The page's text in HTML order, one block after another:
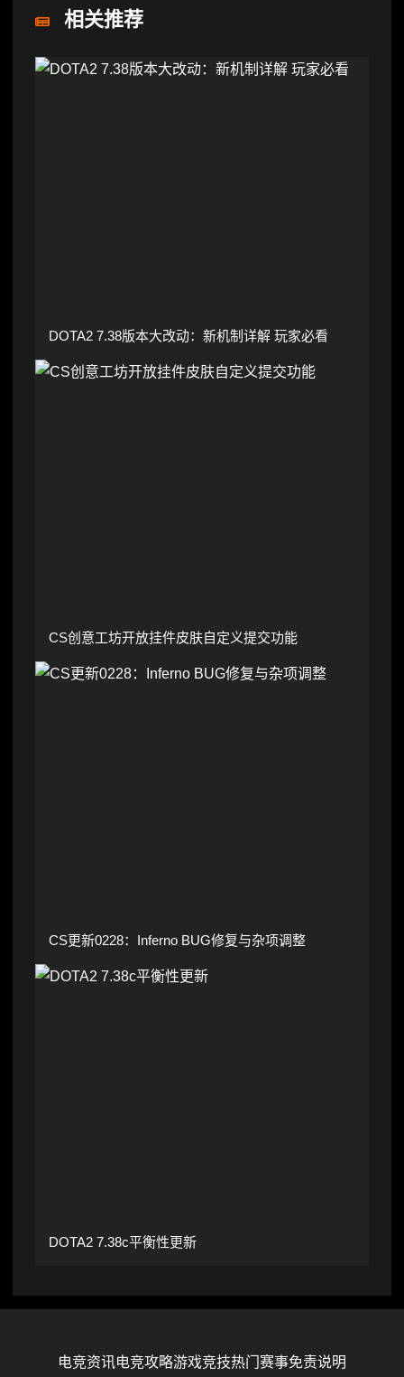
相关推荐
DOTA2 7.38版本大改动：新机制详解 玩家必看
CS创意工坊开放挂件皮肤自定义提交功能
CS更新0228：Inferno BUG修复与杂项调整
DOTA2 7.38c平衡性更新
电竞资讯电竞攻略游戏竞技热门赛事免责说明